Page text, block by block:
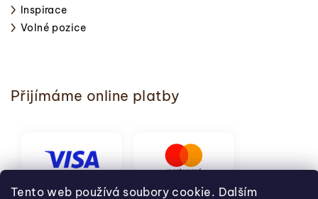
Tento web používá soubory cookie. Dalším
Inspirace
Volné pozice
Přijímáme online platby